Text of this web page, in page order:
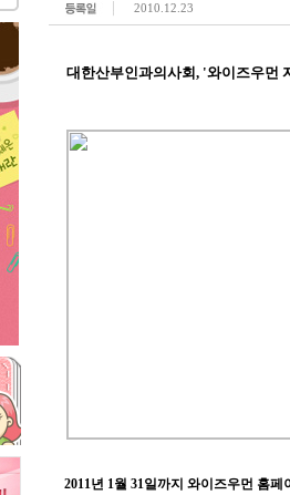
2010.12.23
대한산부인과의사회, '와이즈우먼
2011년 1월 31일까지 와이즈우먼 홈